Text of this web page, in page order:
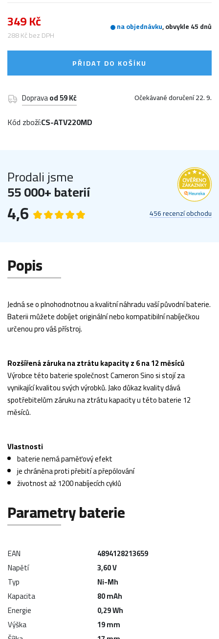
349 Kč
288 Kč bez DPH
na objednávku, obvykle 45 dnů
PŘIDAT DO KOŠÍKU
Dopravaod 59 Kč Očekávané doručení 22. 9.
Kód zboží:CS-ATV220MD
Prodali jsme
55 000+ baterií
4,6 456 recenzí obchodu
Popis
Jedná se o plnohodnotnou a kvalitní náhradu vaší původní baterie.
Baterii můžete dobíjet originální nebo kompatibilní nabíječkou
určenou pro váš přístroj.
Rozšířená záruka na ztrátu kapacity z 6 na 12 měsíců
Výrobce této baterie společnost Cameron Sino si stojí za
vynikající kvalitou svých výrobků. Jako důkaz kvality dává
spotřebitelům záruku na ztrátu kapacity u této baterie 12
měsíců.
Vlastnosti
baterie nemá paměťový efekt
je chráněna proti přebití a přepólování
životnost až 1200 nabíjecích cyklů
Parametry baterie
EAN
4894128213659
Napětí
3,60 V
Typ
Ni-Mh
Kapacita
80 mAh
Energie
0,29 Wh
Výška
19 mm